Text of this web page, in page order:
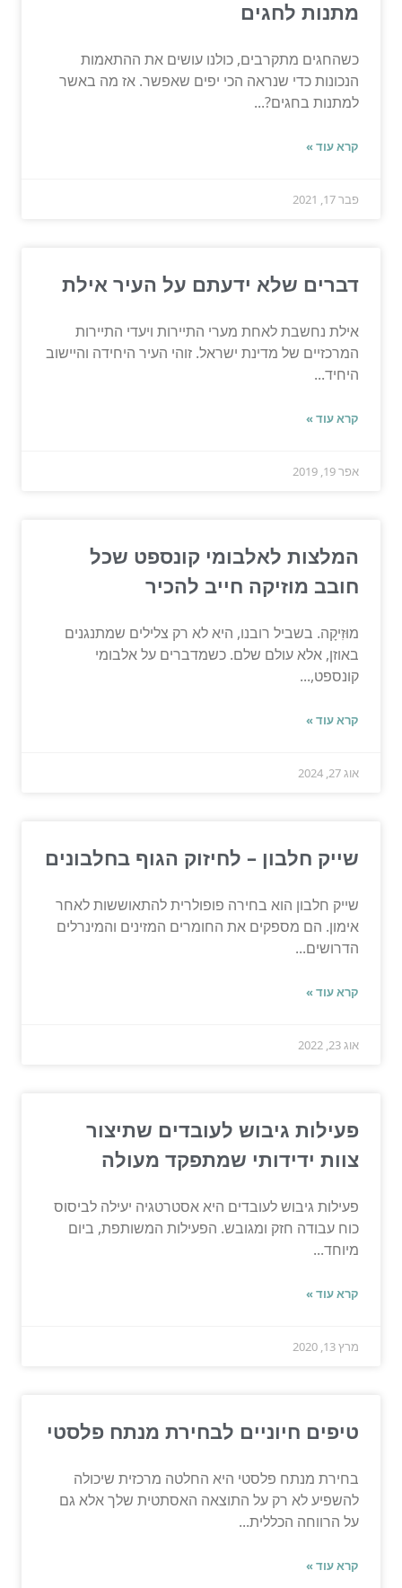
מתנות לחגים
כשהחגים מתקרבים, כולנו עושים את ההתאמות
הנכונות כדי שנראה הכי יפים שאפשר. אז מה באשר
למתנות בחגים?...
קרא עוד »
פבר 17, 2021
דברים שלא ידעתם על העיר אילת
אילת נחשבת לאחת מערי התיירות ויעדי התיירות
המרכזיים של מדינת ישראל. זוהי העיר היחידה והיישוב
היחיד...
קרא עוד »
אפר 19, 2019
המלצות לאלבומי קונספט שכל
חובב מוזיקה חייב להכיר
מוּזִיקָה. בשביל רובנו, היא לא רק צלילים שמתנגנים
באוזן, אלא עולם שלם. כשמדברים על אלבומי
קונספט,...
קרא עוד »
אוג 27, 2024
שייק חלבון – לחיזוק הגוף בחלבונים
שייק חלבון הוא בחירה פופולרית להתאוששות לאחר
אימון. הם מספקים את החומרים המזינים והמינרלים
הדרושים...
קרא עוד »
אוג 23, 2022
פעילות גיבוש לעובדים שתיצור
צוות ידידותי שמתפקד מעולה
פעילות גיבוש לעובדים היא אסטרטגיה יעילה לביסוס
כוח עבודה חזק ומגובש. הפעילות המשותפת, ביום
מיוחד...
קרא עוד »
מרץ 13, 2020
טיפים חיוניים לבחירת מנתח פלסטי
בחירת מנתח פלסטי היא החלטה מרכזית שיכולה
להשפיע לא רק על התוצאה האסתטית שלך אלא גם
על הרווחה הכללית...
קרא עוד »